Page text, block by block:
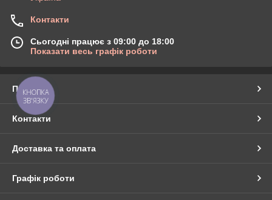
Контакти
Сьогодні працює з 09:00 до 18:00
Показати весь графік роботи
Про нас
Контакти
Доставка та оплата
Графік роботи
КНОПКА
ЗВ'ЯЗКУ